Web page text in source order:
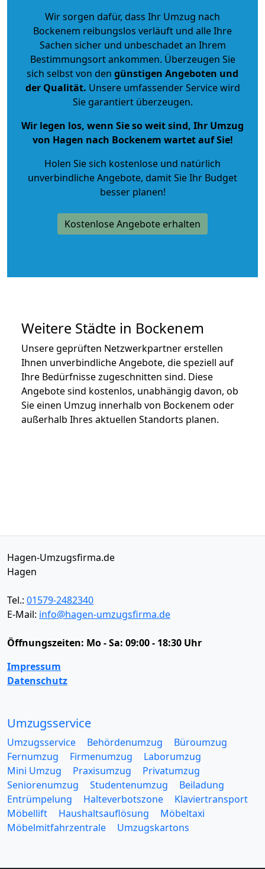
Wir sorgen dafür, dass Ihr Umzug nach
Bockenem reibungslos verläuft und alle Ihre
Sachen sicher und unbeschadet an Ihrem
Bestimmungsort ankommen. Überzeugen Sie
sich selbst von den günstigen Angeboten und
der Qualität. Unsere umfassender Service wird
Sie garantiert überzeugen.
Wir legen los, wenn Sie so weit sind, Ihr Umzug
von Hagen nach Bockenem wartet auf Sie!
Holen Sie sich kostenlose und natürlich
unverbindliche Angebote, damit Sie Ihr Budget
besser planen!
Kostenlose Angebote erhalten
Weitere Städte in Bockenem
Unsere geprüften Netzwerkpartner erstellen
Ihnen unverbindliche Angebote, die speziell auf
Ihre Bedürfnisse zugeschnitten sind. Diese
Angebote sind kostenlos, unabhängig davon, ob
Sie einen Umzug innerhalb von Bockenem oder
außerhalb Ihres aktuellen Standorts planen.
Hagen-Umzugsfirma.de
Hagen
Tel.: 01579-2482340
E-Mail: info@hagen-umzugsfirma.de
Öffnungszeiten: Mo - Sa: 09:00 - 18:30 Uhr
Impressum
Datenschutz
Umzugsservice
Umzugsservice Behördenumzug
Büroumzug
Fernumzug
Firmenumzug
Laborumzug
Mini Umzug
Praxisumzug
Privatumzug
Seniorenumzug
Studentenumzug
Beiladung
Entrümpelung
Halteverbotszone
Klaviertransport
Möbellift
Haushaltsauflösung
Möbeltaxi
Möbelmitfahrzentrale
Umzugskartons